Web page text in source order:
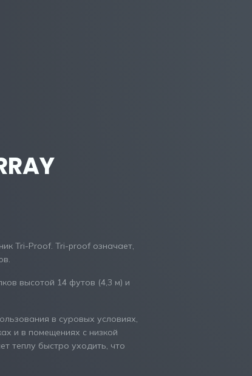
Tri-Proof. Tri-proof означает,
высотой 14 футов (4,3 м) и
в суровых условиях,
и в помещениях с низкой
теплу быстро уходить, что